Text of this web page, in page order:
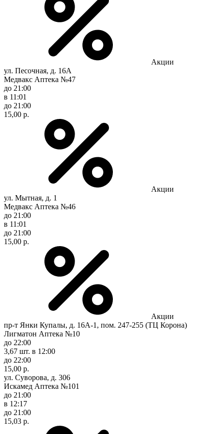
Акции
ул. Песочная, д. 16А
Медвакс Аптека №47
до 21:00
в 11:01
до 21:00
15,00 р.
Акции
ул. Мытная, д. 1
Медвакс Аптека №46
до 21:00
в 11:01
до 21:00
15,00 р.
Акции
пр-т Янки Купалы, д. 16А-1, пом. 247-255 (ТЦ Корона)
Лигматон Аптека №10
до 22:00
3,67 шт. в 12:00
до 22:00
15,00 р.
ул. Суворова, д. 306
Искамед Аптека №101
до 21:00
в 12:17
до 21:00
15,03 р.